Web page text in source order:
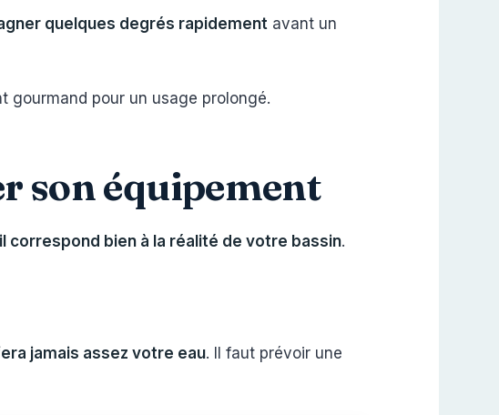
quelques degrés rapidement avant un
gourmand pour un usage prolongé.
son équipement
correspond bien à la réalité de votre bassin.
jamais assez votre eau. Il faut prévoir une